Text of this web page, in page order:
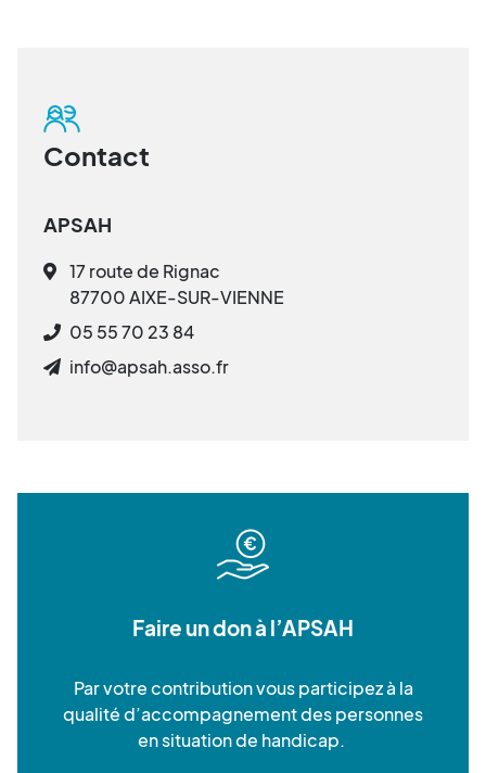
Contact
APSAH
17 route de Rignac
87700 AIXE-SUR-VIENNE
05 55 70 23 84
info@apsah.asso.fr
Faire un don à l’APSAH
Par votre contribution vous participez à la
qualité d’accompagnement des personnes
en situation de handicap.